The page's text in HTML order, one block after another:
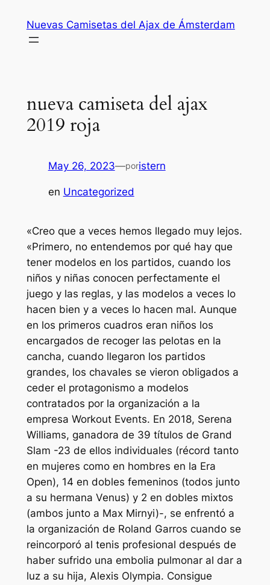
contenido
Nuevas Camisetas del Ajax de Ámsterdam
nueva camiseta del ajax
2019 roja
May 26, 2023—poristern
en Uncategorized
«Creo que a veces hemos llegado muy lejos.
«Primero, no entendemos por qué hay que
tener modelos en los partidos, cuando los
niños y niñas conocen perfectamente el
juego y las reglas, y las modelos a veces lo
hacen bien y a veces lo hacen mal. Aunque
en los primeros cuadros eran niños los
encargados de recoger las pelotas en la
cancha, cuando llegaron los partidos
grandes, los chavales se vieron obligados a
ceder el protagonismo a modelos
contratados por la organización a la
empresa Workout Events. En 2018, Serena
Williams, ganadora de 39 títulos de Grand
Slam -23 de ellos individuales (récord tanto
en mujeres como en hombres en la Era
Open), 14 en dobles femeninos (todos junto
a su hermana Venus) y 2 en dobles mixtos
(ambos junto a Max Mirnyi)-, se enfrentó a
la organización de Roland Garros cuando se
reincorporó al tenis profesional después de
haber sufrido una embolia pulmonar al dar a
luz a su hija, Alexis Olympia. Consigue